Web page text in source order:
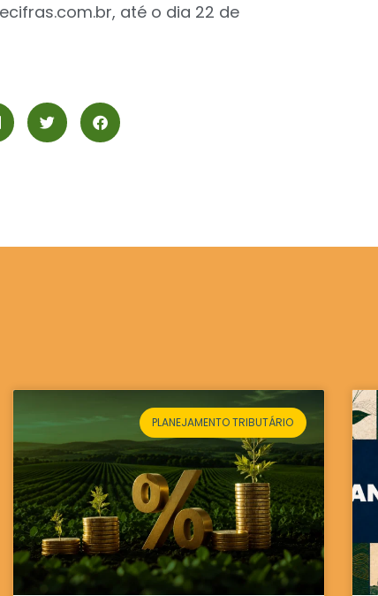
, até o dia 22 de
PLANEJAMENTO TRIBUTÁRIO